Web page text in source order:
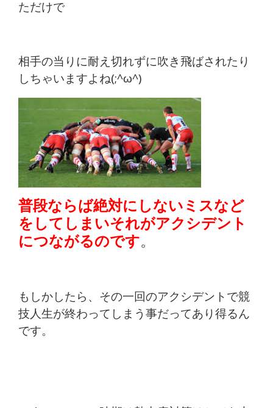
ただけで
相手の当りに耐え切れずに吹き飛ばされたり
しちゃいますよね(;^ω^)
普段ならば絶対にしないミスなど
をしてしまいそれがアクシデント
につながるのです。
もしかしたら、その一回のアクシデントで競
技人生が終わってしまう事だってあり得るん
です。